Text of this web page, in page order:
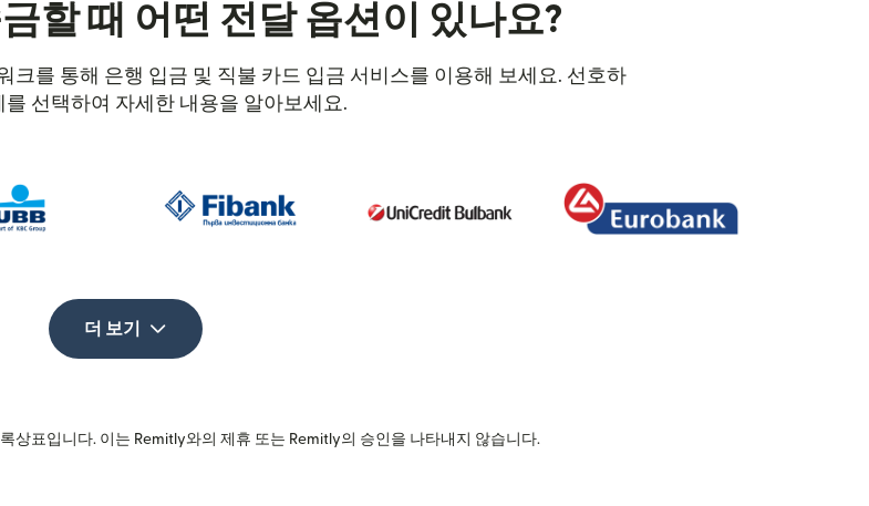
할 때 어떤 전달 옵션이 있나요?
크를 통해 은행 입금 및 직불 카드 입금 서비스를 이용해 보세요. 선호하
를 선택하여 자세한 내용을 알아보세요.
더 보기
상표입니다. 이는 Remitly와의 제휴 또는 Remitly의 승인을 나타내지 않습니다.